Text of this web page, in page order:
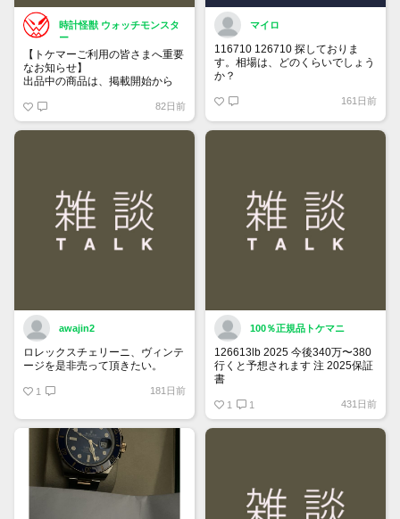
時計怪獣 ウォッチモンスタ
ー
【トケマーご利用の皆さまへ重要
なお知らせ】
出品中の商品は、掲載開始から
「下書き」へ戻ります。
トップページでお気に入り登録が
82日前
マイロ
116710 126710 探しておりま
す。相場は、どのくらいでしょう
か？
161日前
awajin2
ロレックスチェリーニ、ヴィンテ
ージを是非売って頂きたい。
1 181日前
100％正規品トケマニ
126613lb 2025 今後340万〜380
行くと予想されます 注 2025保証
書
2025/ @Watch_Monster_より
マジ上がる予想しかない
1 1 431日前